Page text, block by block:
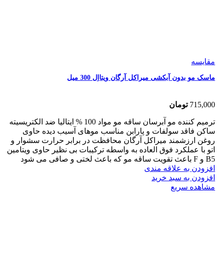
مقایسه
ماسک مو بدون آبکشی میراکل آرگان ویتااِل 300 میل
715,000 تومان
ترمیم کننده مو آبرسان ساقه مو مواد 100 % ایتالیا ضد الکتریسیته
ساکن فاقد سولفات و پارابن مناسب موهای آسیب دیده حاوی
روغن ارزشمند میراکل آرگان محافظت در برابر حرارت سشوار و
اتو با عملکرد فوق العاده به واسطه ترکیبات بی نظیر حاوی ویتامین
B5 و F باعث تقویت ساقه مو که باعث لختی و صافی می شود
افزودن به علاقه مندی
افزودن به سبد خرید
مشاهده سریع